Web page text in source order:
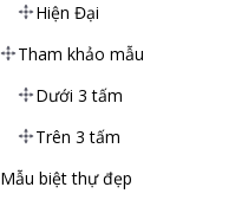
Hiện Đại
Tham khảo mẫu
Dưới 3 tấm
Trên 3 tấm
Mẫu biệt thự đẹp